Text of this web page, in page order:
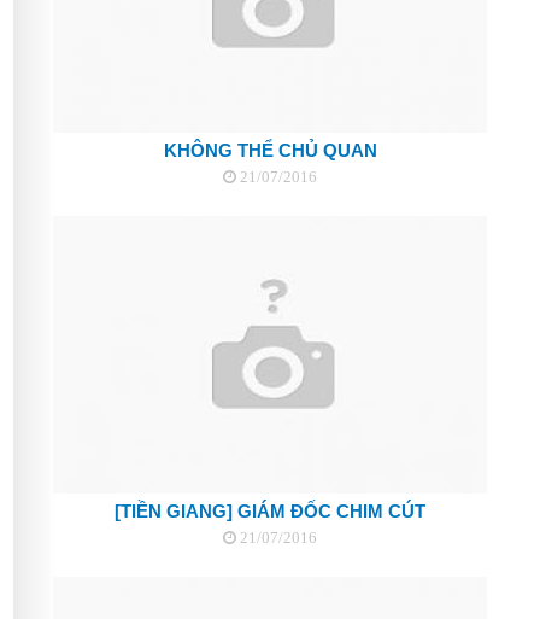
KHÔNG THỂ CHỦ QUAN
21/07/2016
[TIỀN GIANG] GIÁM ĐỐC CHIM CÚT
21/07/2016